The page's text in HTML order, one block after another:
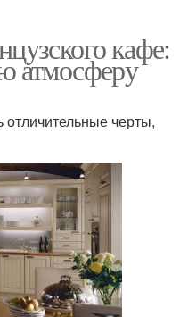
кафе:
атмосферу
отличительные черты,